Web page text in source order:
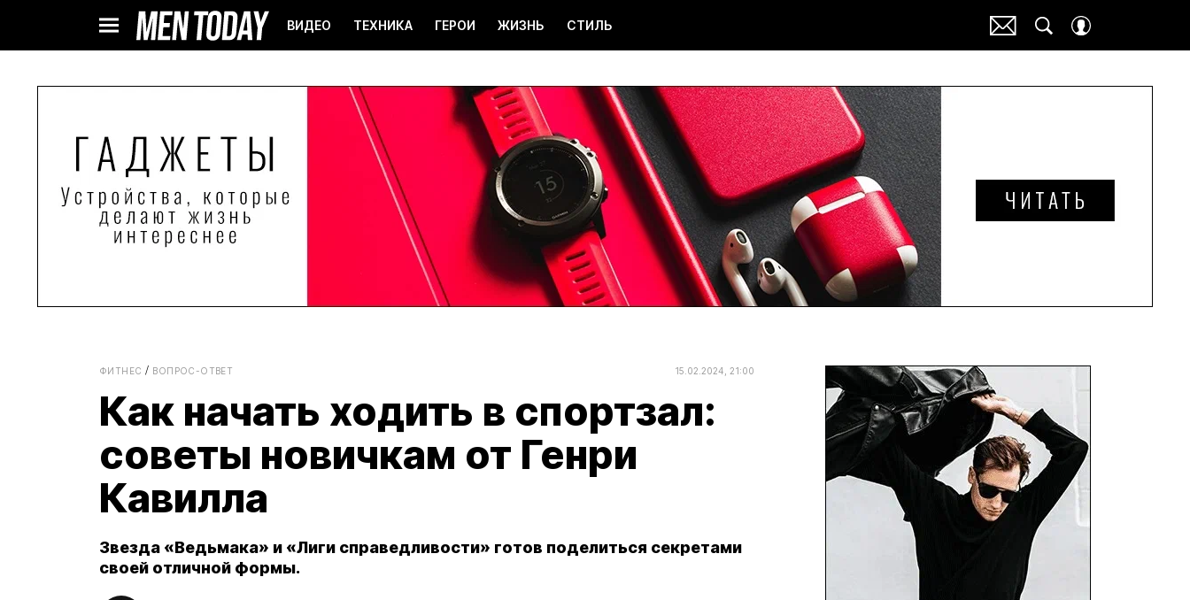
ВИДЕО ТЕХНИКА ГЕРОИ ЖИЗНЬ СТИЛЬ
ФИТНЕС ВОПРОС-ОТВЕТ 15.02.2024, 21:00
Как начать ходить в спортзал:
советы новичкам от Генри
Кавилла
Звезда «Ведьмака» и «Лиги справедливости» готов поделиться секретами
своей отличной формы.